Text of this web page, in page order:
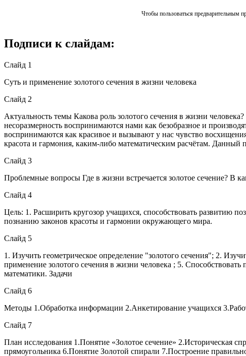
Чтобы пользоваться предварительным
Подписи к слайдам:
Слайд 1
Суть и применение золотого сечения в жизни человека
Слайд 2
Актуальность темы Какова роль золотого сечения в жизни
несоразмерность воспринимаются нами как безобразное и
воспринимаются как красивое и вызывают у нас чувство
красота и гармония, каким-либо математическим расчётам. Данный
Слайд 3
Проблемные вопросы Где в жизни встречается золотое сечение? В
Слайд 4
Цель: 1. Расширить кругозор учащихся, способствовать развитию
познанию законов красоты и гармонии окружающего мира.
Слайд 5
1. Изучить геометрическое определение "золотого сечения"; 2.
применение золотого сечения в жизни человека ; 5.
математики. Задачи
Слайд 6
Методы 1.Обработка информации 2.Анкетирование учащихся
Слайд 7
План исследования 1.Понятие «Золотое сечение» 2.Историческая
прямоугольника 6.Понятие Золотой спирали 7.Построение